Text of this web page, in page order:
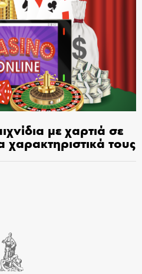
με χαρτιά σε
χαρακτηριστικά τους